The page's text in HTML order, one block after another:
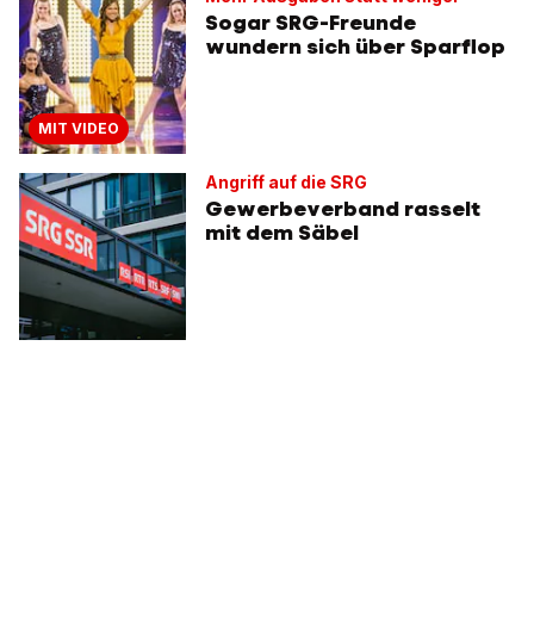
MIT VIDEO
Sogar SRG-Freunde
wundern sich über Sparflop
Angriff auf die SRG
Gewerbeverband rasselt
mit dem Säbel